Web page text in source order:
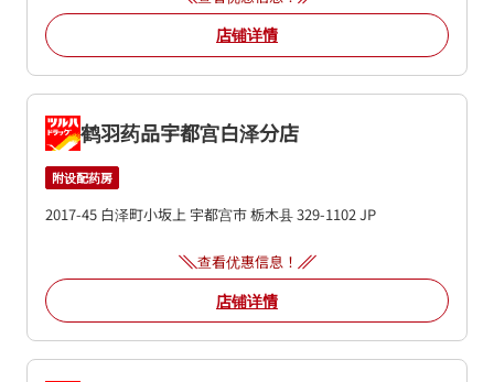
店铺详情
鹤羽药品宇都宫白泽分店
附设配药房
2017-45 白泽町小坂上 宇都宫市栃木县329-1102JP
查看优惠信息！
店铺详情